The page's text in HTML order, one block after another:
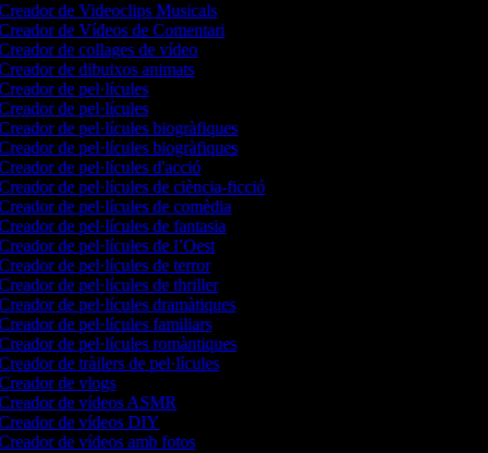
de Videoclips Musicals
de Vídeos de Comentari
de collages de vídeo
de dibuixos animats
de pel·lícules
de pel·lícules
de pel·lícules biogràfiques
de pel·lícules biogràfiques
de pel·lícules d'acció
de pel·lícules de ciència-ficció
de pel·lícules de comèdia
de pel·lícules de fantasia
de pel·lícules de l’Oest
de pel·lícules de terror
de pel·lícules de thriller
de pel·lícules dramàtiques
de pel·lícules familiars
de pel·lícules romàntiques
de tràilers de pel·lícules
de vlogs
de vídeos ASMR
de vídeos DIY
de vídeos amb fotos